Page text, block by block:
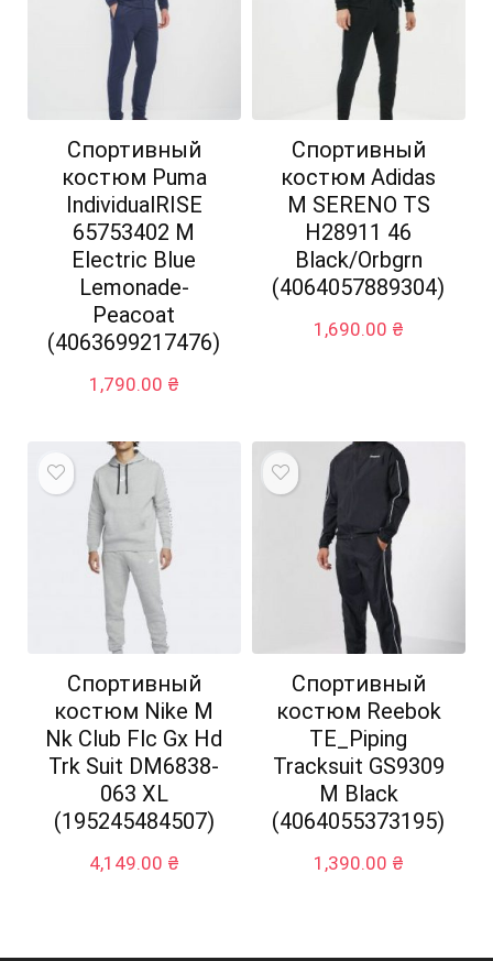
Спортивный
костюм Puma
IndividualRISE
65753402 M
Electric Blue
Lemonade-
Peacoat
(4063699217476)
1,790.00 ₴
Спортивный
костюм Adidas
M SERENO TS
H28911 46
Black/Orbgrn
(4064057889304)
1,690.00 ₴
Спортивный
костюм Nike M
Nk Club Flc Gx Hd
Trk Suit DM6838-
063 XL
(195245484507)
4,149.00 ₴
Спортивный
костюм Reebok
TE_Piping
Tracksuit GS9309
M Black
(4064055373195)
1,390.00 ₴